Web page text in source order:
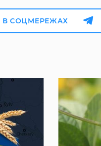
В СОЦМЕРЕЖАХ